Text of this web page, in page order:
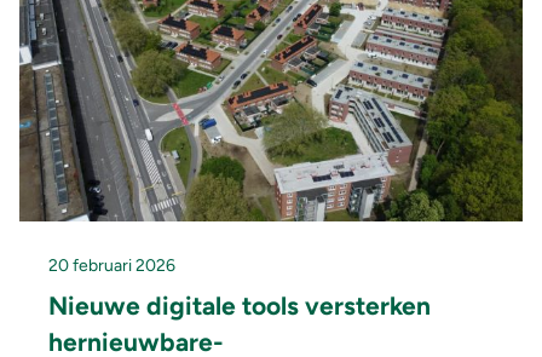
20 februari 2026
Nieuwe digitale tools versterken
hernieuwbare-